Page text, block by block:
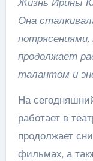
Она
продолжает
талантом и
На
работает в
продолжает
фильмах, а